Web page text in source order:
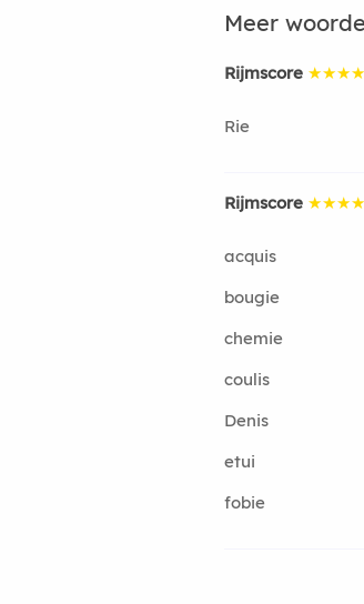
Meer
Rijmscore ★★★★
Rie
Rijmscore ★★★★
acquis
bougie
chemie
coulis
Denis
etui
fobie